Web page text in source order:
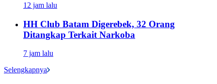
12 jam lalu
HH Club Batam Digerebek, 32 Orang
Ditangkap Terkait Narkoba
7 jam lalu
Selengkapnya